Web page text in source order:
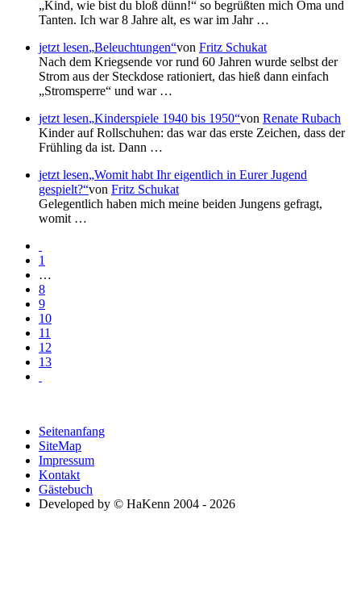
Kind, wie bist du bloß dünn!
so begrüßten mich Oma und
Tanten. Ich war 8 Jahre alt, es war im Jahr …
jetzt lesen Beleuchtungen von Fritz Schukat
Nach dem Kriegsende vor rund 60 Jahren wurde selbst der
Strom aus der Steckdose rationiert, das hieß dann einfach
Stromsperre
und war …
jetzt lesen Kinderspiele 1940 bis 1950 von Renate Rubach
Kinder auf Rollschuhen: das war das erste Zeichen, dass der
Frühling da ist. Dann …
jetzt lesen Womit habt Ihr eigentlich in Eurer Jugend
gespielt? von Fritz Schukat
Gelegentlich haben mich meine beiden Jungens gefragt,
womit …
1
…
8
9
10
11
12
13
Seitenanfang
SiteMap
Impressum
Kontakt
Gästebuch
Developed by © HaKenn 2004 - 2026